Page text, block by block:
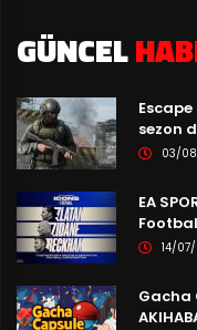
GÜNCEL
sezon
03/
EA
14/
Gacha